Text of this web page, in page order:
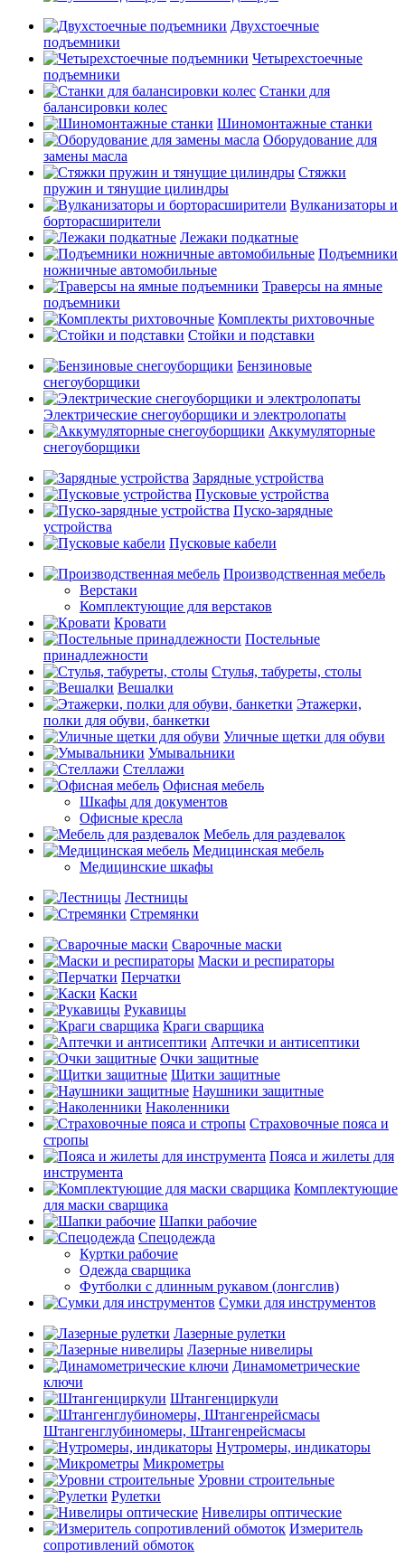
Двухстоечные
подъемники
Четырехстоечные
подъемники
Станки для
балансировки колес
Шиномонтажные станки
Оборудование для
замены масла
Стяжки
пружин и тянущие цилиндры
Вулканизаторы и
борторасширители
Лежаки подкатные
Подъемники
ножничные автомобильные
Траверсы на ямные
подъемники
Комплекты рихтовочные
Стойки и подставки
Бензиновые
снегоуборщики
Электрические снегоуборщики и электролопаты
Аккумуляторные
снегоуборщики
Зарядные устройства
Пусковые устройства
Пуско-зарядные
устройства
Пусковые кабели
Производственная мебель
Верстаки
Комплектующие для верстаков
Кровати
Постельные
принадлежности
Стулья, табуреты, столы
Вешалки
Этажерки,
полки для обуви, банкетки
Уличные щетки для обуви
Умывальники
Стеллажи
Офисная мебель
Шкафы для документов
Офисные кресла
Мебель для раздевалок
Медицинская мебель
Медицинские шкафы
Лестницы
Стремянки
Сварочные маски
Маски и респираторы
Перчатки
Каски
Рукавицы
Краги сварщика
Аптечки и антисептики
Очки защитные
Щитки защитные
Наушники защитные
Наколенники
Страховочные пояса и
стропы
Пояса и жилеты для
инструмента
Комплектующие
для маски сварщика
Шапки рабочие
Спецодежда
Куртки рабочие
Одежда сварщика
Футболки с длинным рукавом (лонгслив)
Сумки для инструментов
Лазерные рулетки
Лазерные нивелиры
Динамометрические
ключи
Штангенциркули
Штангенглубиномеры, Штангенрейсмасы
Нутромеры, индикаторы
Микрометры
Уровни строительные
Рулетки
Нивелиры оптические
Измеритель
сопротивлений обмоток